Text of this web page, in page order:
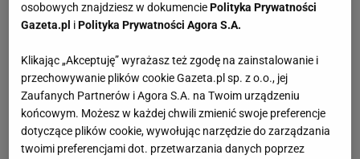
osobowych znajdziesz w dokumenciePolityka Prywatności
Gazeta.pl iPolityka Prywatności Agora S.A.
Klikając „Akceptuję” wyrażasz też zgodę na zainstalowanie i
przechowywanie plików cookie Gazeta.pl sp. z o.o., jej
Zaufanych Partnerów i Agora S.A. na Twoim urządzeniu
końcowym. Możesz w każdej chwili zmienić swoje preferencje
dotyczące plików cookie, wywołując narzędzie do zarządzania
twoimi preferencjami dot. przetwarzania danych poprzez